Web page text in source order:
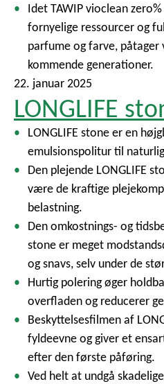
Idet TAWIP vioclean
fornyelige ressourcer og
parfume og farve, påtager
kommende generationer.
22. januar 2025
LONGLIFE
LONGLIFE stone er en
emulsionspolitur til
Den plejende LONGLIFE
være de kraftige
belastning.
Den omkostnings- og
stone er meget
og snavs, selv under de
Hurtig polering øger
overfladen og reducerer
Beskyttelsesfilmen af
fyldeevne og giver et
efter den første påføring.
Ved helt at undgå